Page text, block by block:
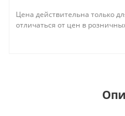
Цена действительна только
отличаться от цен в